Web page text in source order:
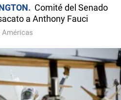
Comité del Senado
a Anthony Fauci
Américas